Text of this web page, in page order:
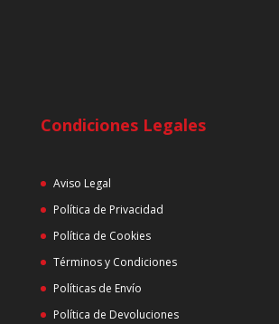
Condiciones Legales
Aviso Legal
Política de Privacidad
Política de Cookies
Términos y Condiciones
Políticas de Envío
Política de Devoluciones